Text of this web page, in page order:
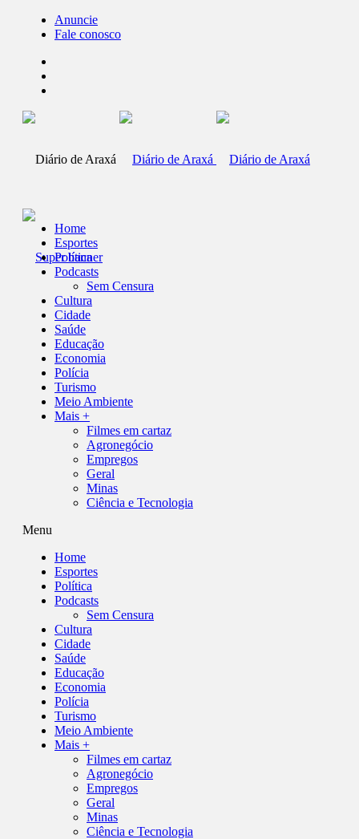
Anuncie
Fale conosco
Home
Esportes
Política
Podcasts
Sem Censura
Cultura
Cidade
Saúde
Educação
Economia
Polícia
Turismo
Meio Ambiente
Mais +
Filmes em cartaz
Agronegócio
Empregos
Geral
Minas
Ciência e Tecnologia
Menu
Home
Esportes
Política
Podcasts
Sem Censura
Cultura
Cidade
Saúde
Educação
Economia
Polícia
Turismo
Meio Ambiente
Mais +
Filmes em cartaz
Agronegócio
Empregos
Geral
Minas
Ciência e Tecnologia